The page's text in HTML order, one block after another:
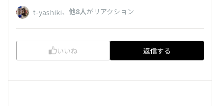
t-yashiki、 他8人がリアクション
いいね 返信する